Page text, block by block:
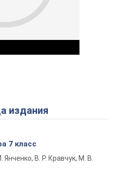
Play Video
издания
7 класс
Янченко, В. Р. Кравчук, М. В.